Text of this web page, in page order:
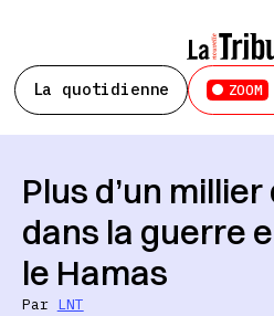
La quotidienne ZOOM
Plus d’un
dans la guerre
le Hamas
Par LNT